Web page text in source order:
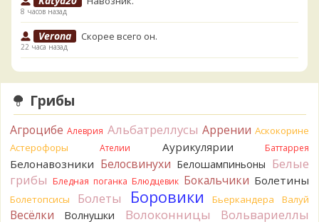
8 часов назад
Verona Скорее всего он.
22 часа назад
Verona
Что-то из рядовок. Цвета на фото вряд ли
переданы правильно.
22 часа назад
Правильно сделали, что не взяли.
22 часа назад
BorisM Подгруздок чёрный, или близкие виды
23 часа назад
BorisM Сдаётся мне, на земле и в руке - разные грибы.
23 часа назад
Грибы
Агроцибе Алеврия Альбатреллусы Аррении Аскокорине
Астерофоры
Ателии Аурикулярии Баттаррея
Белонавозники Белосвинухи Белошампиньоны Белые
грибы Бледная поганка Блюдцевик Бокальчики Болетины
Болетопсисы Болеты Боровики Бьеркандера Валуй
Весёлки Волнушки Волоконницы Вольвариеллы